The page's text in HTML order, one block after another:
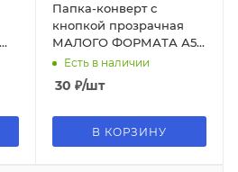
Папка-конверт с
кнопкой прозрачная
МАЛОГО ФОРМАТА А5,
BRAUBERG UNIVERSAL,
зеленая, 0,15 мм, 273069
Есть в наличии
30 ₽/шт
В КОРЗИНУ